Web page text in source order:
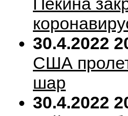
30.4.2022
США
шар
30.4.2022